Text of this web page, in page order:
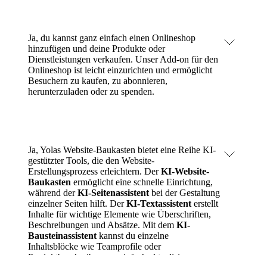
Ja, du kannst ganz einfach einen Onlineshop
hinzufügen und deine Produkte oder
Dienstleistungen verkaufen. Unser Add-on für den
Onlineshop ist leicht einzurichten und ermöglicht
Besuchern zu kaufen, zu abonnieren,
herunterzuladen oder zu spenden.
Ja, Yolas Website-Baukasten bietet eine Reihe KI-
gestützter Tools, die den Website-
Erstellungsprozess erleichtern. DerKI-Website-
Baukasten ermöglicht eine schnelle Einrichtung,
während derKI-Seitenassistent bei der Gestaltung
einzelner Seiten hilft. DerKI-Textassistent erstellt
Inhalte für wichtige Elemente wie Überschriften,
Beschreibungen und Absätze. Mit dem KI-
Bausteinassistent kannst du einzelne
Inhaltsblöcke wie Teamprofile oder